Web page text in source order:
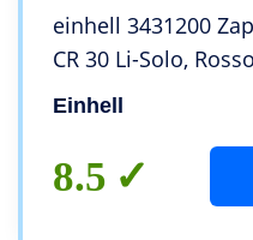
einhell 3431200
CR 30 Li-Solo, Rosso
Einhell
8.5